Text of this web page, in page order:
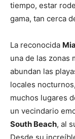
tiempo, estar
gama, tan cerca
La reconocida
una de las zonas
abundan las
locales
muchos lugares
un vecindario
South Beach, al